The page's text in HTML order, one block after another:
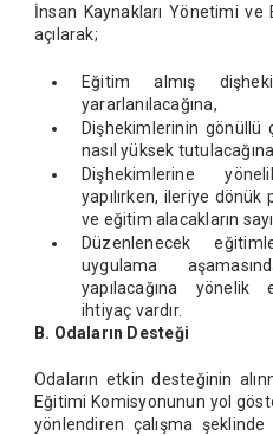
İnsan Kaynakları Yönetimi ve
açılarak;
Eğitim almış
yararlanılacağına,
Dişhekimlerinin gönüllü
nasıl yüksek
Dişhekimlerine
yapılırken, ileriye
ve eğitim alacakların
Düzenlenecek
uygulama
yapılacağına yönelik
ihtiyaç vardır.
B. Odaların Desteği
Odaların etkin desteğinin
Eğitimi Komisyonunun yol
yönlendiren çalışma